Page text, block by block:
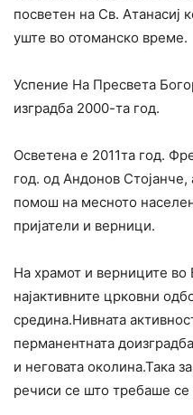
посветен на Св. Атанасиј
уште во отоманско време.
Успение На Пресвета
изградба 2000-та год.
Осветена е 2011та год.
год. од Андонов
помош на месното
пријатели и верници.
На храмот и верниците
најактивните црковни
средина.Нивната
перманентната
и неговата околина.Така
речиси се што требаше се